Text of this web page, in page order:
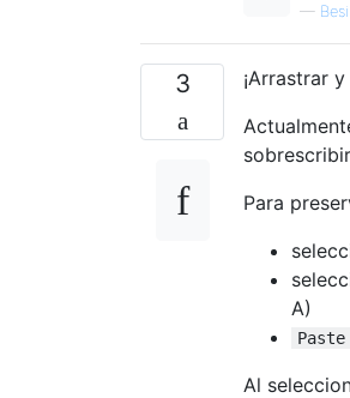
— Besi
3
¡Arrastrar
Para
A)
Paste
Al